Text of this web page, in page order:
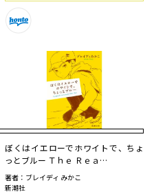
ぼくはイエローでホワイトで、ちょ
っとブルー Ｔｈｅ Ｒｅａ…
著者：ブレイディ みかこ
新潮社